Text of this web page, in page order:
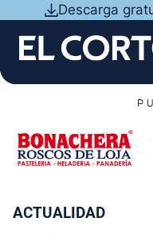
contenido
Descarga
ACTUALIDAD